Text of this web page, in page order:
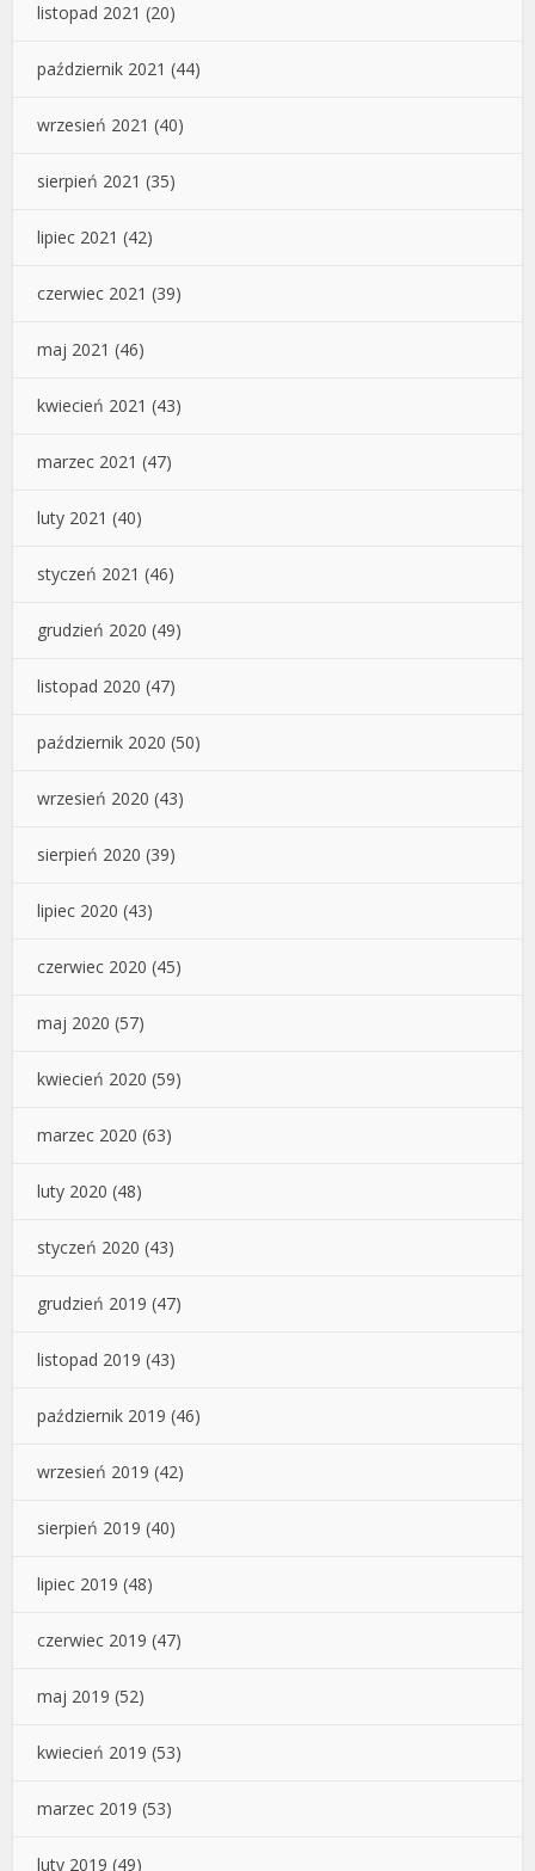
listopad 2021 (20)
październik 2021 (44)
wrzesień 2021 (40)
sierpień 2021 (35)
lipiec 2021 (42)
czerwiec 2021 (39)
maj 2021 (46)
kwiecień 2021 (43)
marzec 2021 (47)
luty 2021 (40)
styczeń 2021 (46)
grudzień 2020 (49)
listopad 2020 (47)
październik 2020 (50)
wrzesień 2020 (43)
sierpień 2020 (39)
lipiec 2020 (43)
czerwiec 2020 (45)
maj 2020 (57)
kwiecień 2020 (59)
marzec 2020 (63)
luty 2020 (48)
styczeń 2020 (43)
grudzień 2019 (47)
listopad 2019 (43)
październik 2019 (46)
wrzesień 2019 (42)
sierpień 2019 (40)
lipiec 2019 (48)
czerwiec 2019 (47)
maj 2019 (52)
kwiecień 2019 (53)
marzec 2019 (53)
luty 2019 (49)